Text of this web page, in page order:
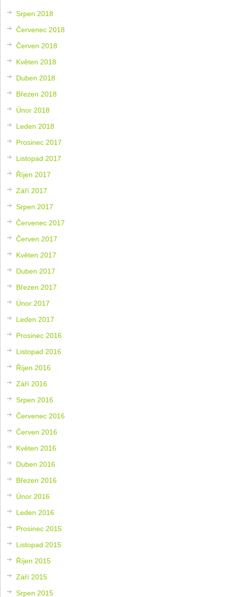
Srpen 2018
Červenec 2018
Červen 2018
Květen 2018
Duben 2018
Březen 2018
Únor 2018
Leden 2018
Prosinec 2017
Listopad 2017
Říjen 2017
Září 2017
Srpen 2017
Červenec 2017
Červen 2017
Květen 2017
Duben 2017
Březen 2017
Únor 2017
Leden 2017
Prosinec 2016
Listopad 2016
Říjen 2016
Září 2016
Srpen 2016
Červenec 2016
Červen 2016
Květen 2016
Duben 2016
Březen 2016
Únor 2016
Leden 2016
Prosinec 2015
Listopad 2015
Říjen 2015
Září 2015
Srpen 2015